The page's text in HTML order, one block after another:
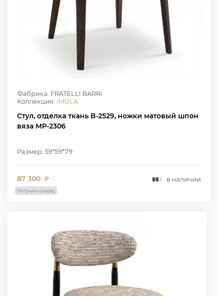
Фабрика: FRATELLI BARRI
Коллекция: IMOLA
Стул, отделка ткань B-2529, ножки матовый шпон
вяза MP-2306
Размер: 59*59*79
87 300 ₽ в наличии
Получить скидку